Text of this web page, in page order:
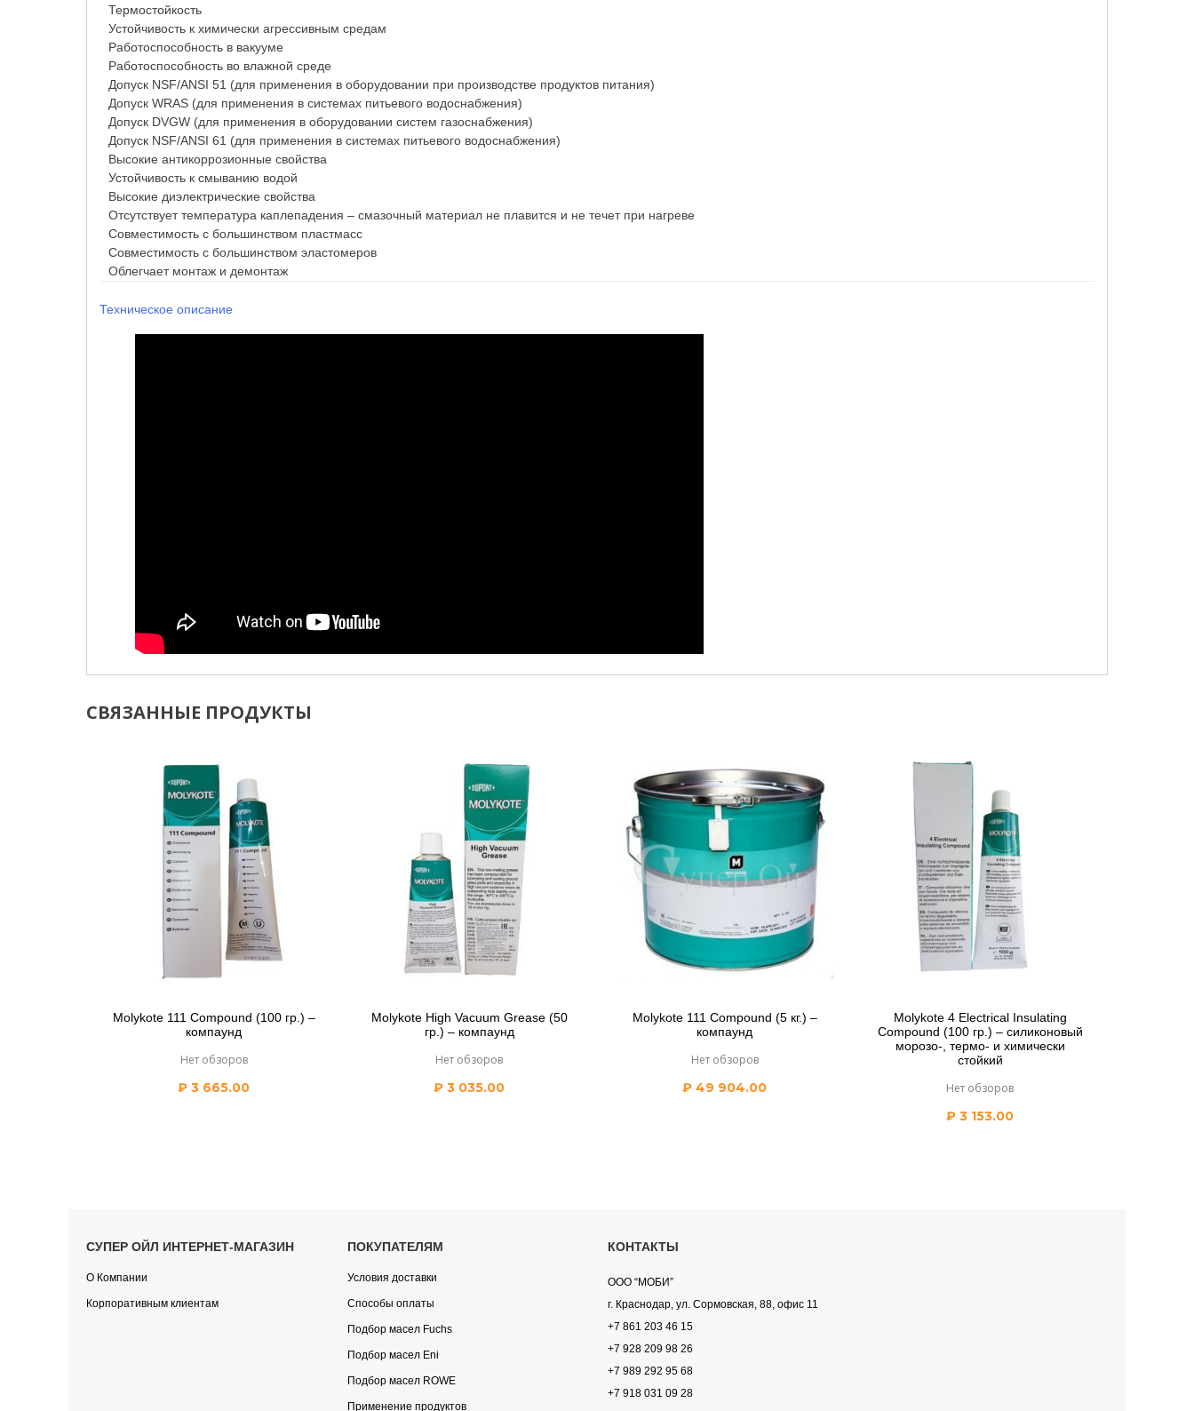
Термостойкость
Устойчивость к химически агрессивным средам
Работоспособность в вакууме
Работоспособность во влажной среде
Допуск NSF/ANSI 51 (для применения в оборудовании при производстве продуктов питания)
Допуск WRAS (для применения в системах питьевого водоснабжения)
Допуск DVGW (для применения в оборудовании систем газоснабжения)
Допуск NSF/ANSI 61 (для применения в системах питьевого водоснабжения)
Высокие антикоррозионные свойства
Устойчивость к смыванию водой
Высокие диэлектрические свойства
Отсутствует температура каплепадения – смазочный материал не плавится и не течет при нагреве
Совместимость с большинством пластмасс
Совместимость с большинством эластомеров
Облегчает монтаж и демонтаж
Техническое описание
СВЯЗАННЫЕ ПРОДУКТЫ
Molykote 111 Compound (100 гр.) –
компаунд
Нет обзоров
₽ 3 665.00
Molykote High Vacuum Grease (50
гр.) – компаунд
Нет обзоров
₽ 3 035.00
Molykote 111 Compound (5 кг.) –
компаунд
Нет обзоров
₽ 49 904.00
Molykote 4 Electrical Insulating
Compound (100 гр.) – силиконовый
морозо-, термо- и химически
стойкий
Нет обзоров
₽ 3 153.00
СУПЕР ОЙЛ ИНТЕРНЕТ-МАГАЗИН
О Компании
Корпоративным клиентам
ПОКУПАТЕЛЯМ
Условия доставки
Способы оплаты
Подбор масел Fuchs
Подбор масел Eni
Подбор масел ROWE
Применение продуктов
КОНТАКТЫ
ООО “МОБИ”
г. Краснодар, ул. Сормовская, 88, офис 11
+7 861 203 46 15
+7 928 209 98 26
+7 989 292 95 68
+7 918 031 09 28